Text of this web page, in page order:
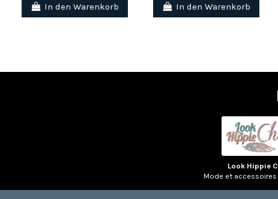
In den Warenkorb In den Warenkorb
Look Hippie
Mode et